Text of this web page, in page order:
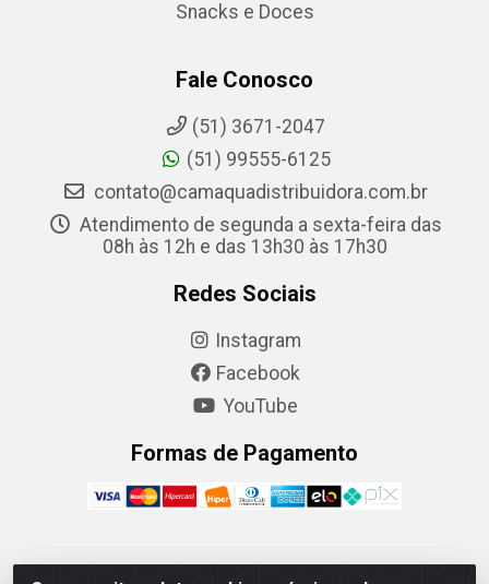
Snacks e Doces
Fale Conosco
(51) 3671-2047
(51) 99555-6125
contato@camaquadistribuidora.com.br
Atendimento de segunda a sexta-feira das
08h às 12h e das 13h30 às 17h30
Redes Sociais
Instagram
Facebook
YouTube
Formas de Pagamento